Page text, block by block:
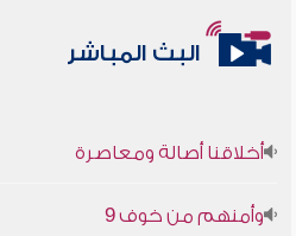
البث المباشر
أخلاقنا أصالة ومعاصرة
وأمنهم من خوف 9